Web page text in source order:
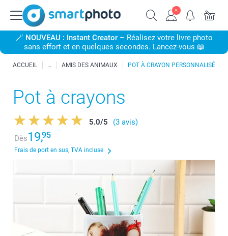
🪄 NOUVEAU : Instant Creator– Réalisez votre livre photo
sans effort et en quelques secondes. Lancez-vous 📖
ACCUEIL AMIS DES ANIMAUX POT À CRAYON PERSONNALISÉ
Pot à crayons
5.0/5
(3 avis)
Dès19,95
Frais de port en sus, TVA incluse